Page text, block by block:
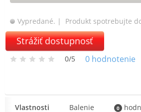
Vypredané. | Produkt spotrebujte
Strážiť dostupnosť
0/5 0 hodnotenie
Vlastnosti Balenie 0